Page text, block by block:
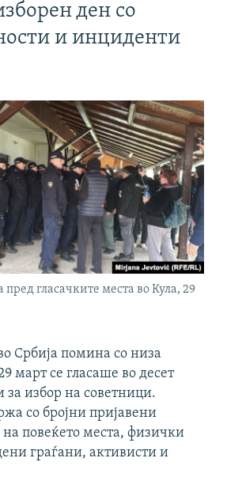
ден со
и инциденти
гласачките места во Кула, 29
Србија помина со низа
март се гласаше во десет
избор на советници.
со бројни пријавени
на повеќето места, физички
граѓани, активисти и